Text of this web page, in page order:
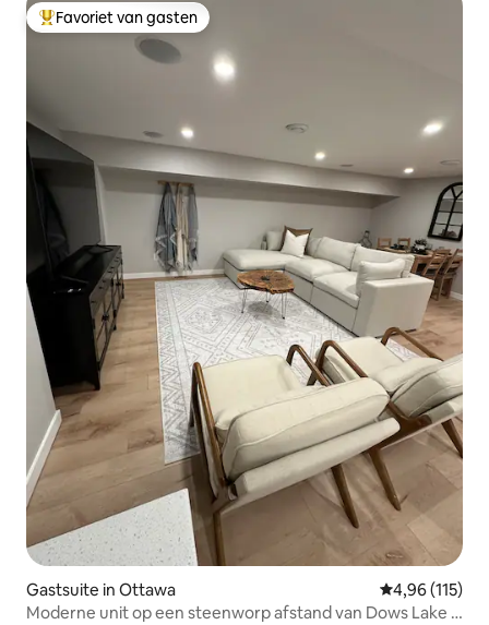
Topfavoriet van gasten
Favoriet van gasten
Gastsuite in Ottawa Gemiddelde
4,96 (115)
Moderne unit op een steenworp afstand van Dows Lake |